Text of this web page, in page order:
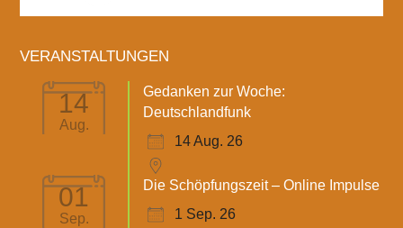
VERANSTALTUNGEN
14
Aug.
Gedanken zur Woche:
Deutschlandfunk
14 Aug. 26
01
Sep.
Die Schöpfungszeit – Online Impulse
1 Sep. 26